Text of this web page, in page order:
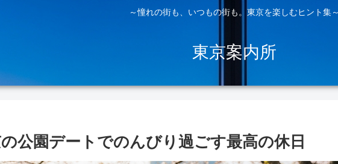
～憧れの街も、いつもの街も。東京を楽しむヒント集～
東京案内所
公園デートでのんびり過ごす最高の休日